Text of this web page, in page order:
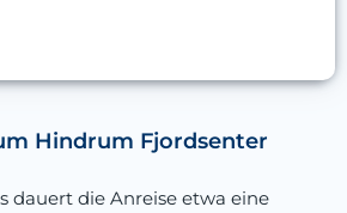
Hindrum Fjordsenter
dauert die Anreise etwa eine